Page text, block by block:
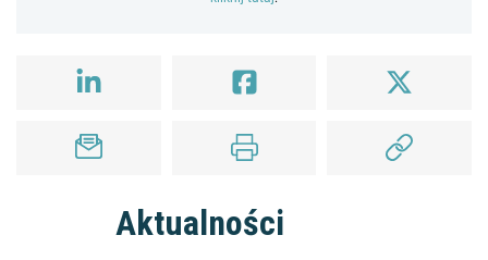
Aktualności